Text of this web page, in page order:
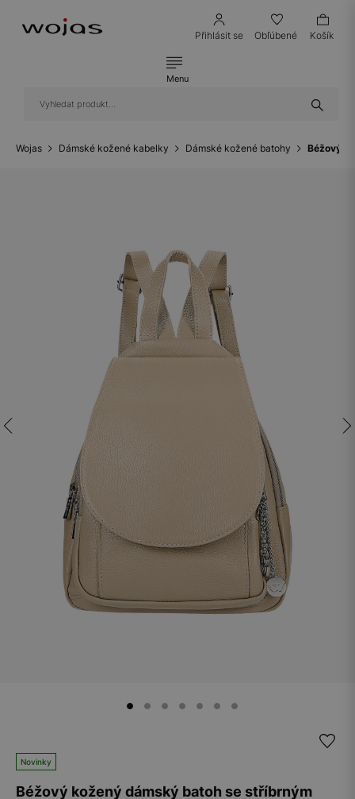
Přihlásit se Obľúbené Košík
Menu
Wojas Dámské kožené kabelky Dámské kožené batohy Béžový
Novinky
Béžový kožený dámský batoh se stříbrným